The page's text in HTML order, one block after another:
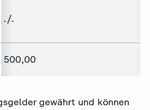
./.
500,00
gewährt und können